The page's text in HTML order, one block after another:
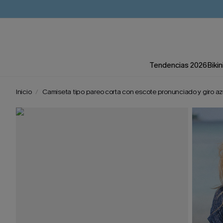
Tendencias 2026
Inicio Camiseta tipo pareo corta con escote pronunciado y giro